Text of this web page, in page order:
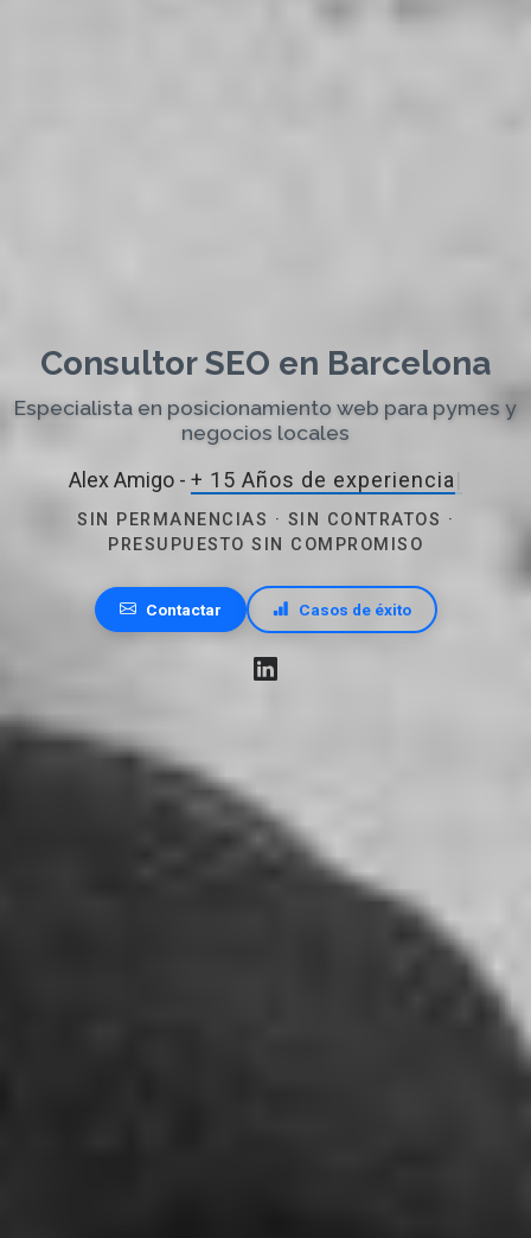
Consultor SEO en Barcelona
Especialista en posicionamiento web para pymes y
negocios locales
Alex Amigo - + 15 Años de exper|
SIN PERMANENCIAS · SIN CONTRATOS ·
PRESUPUESTO SIN COMPROMISO
Contactar Casos de éxito